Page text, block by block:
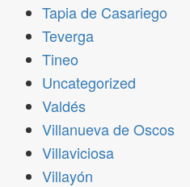
Tapia de Casariego
Teverga
Tineo
Uncategorized
Valdés
Villanueva de Oscos
Villaviciosa
Villayón